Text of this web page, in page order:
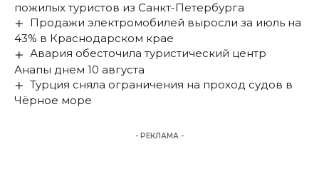
пожилых туристов из Санкт-Петербурга
Продажи электромобилей выросли за июль на
43% в Краснодарском крае
Авария обесточила туристический центр
Анапы днем 10 августа
Турция сняла ограничения на проход судов в
Чёрное море
- РЕКЛАМА -